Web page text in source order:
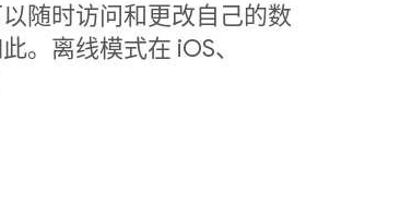
随时访问和更改自己的数
。离线模式在 iOS、